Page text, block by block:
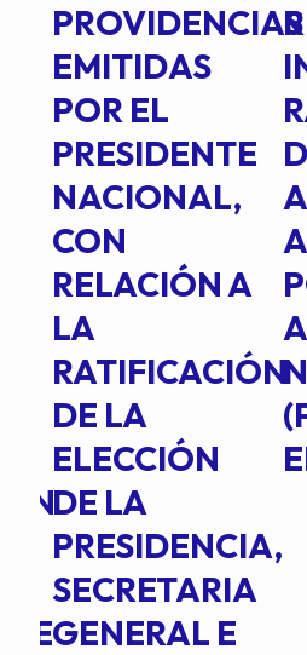
PROVIDENCIAS
EMITIDAS
POR EL
PRESIDENTE
NACIONAL,
CON
RELACIÓN A
LA
RATIFICACIÓN
DE LA
ELECCIÓN
DE LA
PRESIDENCIA,
SECRETARIA
GENERAL E